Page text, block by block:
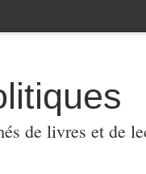
de livres et de